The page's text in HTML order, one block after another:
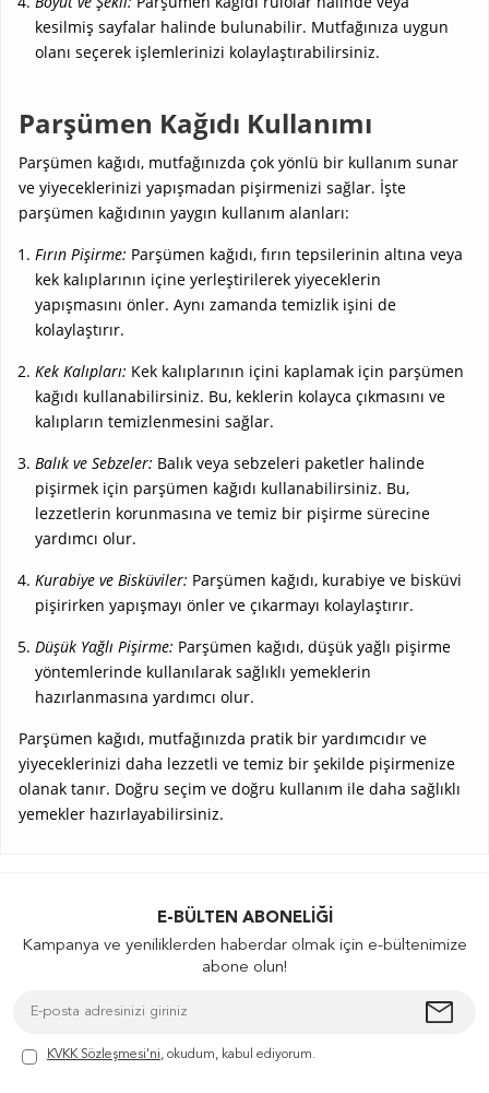
kesilmiş sayfalar halinde bulunabilir. Mutfağınıza uygun
olanı seçerek işlemlerinizi kolaylaştırabilirsiniz.
Parşümen Kağıdı Kullanımı
Parşümen kağıdı, mutfağınızda çok yönlü bir kullanım sunar
ve yiyeceklerinizi yapışmadan pişirmenizi sağlar. İşte
parşümen kağıdının yaygın kullanım alanları:
Fırın Pişirme: Parşümen kağıdı, fırın tepsilerinin altına veya
kek kalıplarının içine yerleştirilerek yiyeceklerin
yapışmasını önler. Aynı zamanda temizlik işini de
kolaylaştırır.
Kek Kalıpları: Kek kalıplarının içini kaplamak için parşümen
kağıdı kullanabilirsiniz. Bu, keklerin kolayca çıkmasını ve
kalıpların temizlenmesini sağlar.
Balık ve Sebzeler: Balık veya sebzeleri paketler halinde
pişirmek için parşümen kağıdı kullanabilirsiniz. Bu,
lezzetlerin korunmasına ve temiz bir pişirme sürecine
yardımcı olur.
Kurabiye ve Bisküviler: Parşümen kağıdı, kurabiye ve bisküvi
pişirirken yapışmayı önler ve çıkarmayı kolaylaştırır.
Düşük Yağlı Pişirme: Parşümen kağıdı, düşük yağlı pişirme
yöntemlerinde kullanılarak sağlıklı yemeklerin
hazırlanmasına yardımcı olur.
Parşümen kağıdı, mutfağınızda pratik bir yardımcıdır ve
yiyeceklerinizi daha lezzetli ve temiz bir şekilde pişirmenize
olanak tanır. Doğru seçim ve doğru kullanım ile daha sağlıklı
yemekler hazırlayabilirsiniz.
E-BÜLTEN ABONELIĞI
Kampanya ve yeniliklerden haberdar olmak için e-bültenimize
abone olun!
KVKK Sözleşmesi'ni, okudum, kabul ediyorum.